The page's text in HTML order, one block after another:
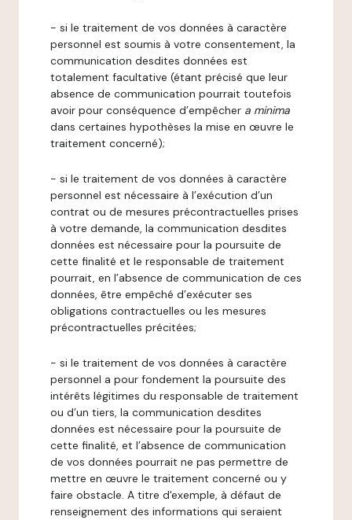
- si le traitement de vos données à caractère
personnel est soumis à votre consentement, la
communication desdites données est
totalement facultative (étant précisé que leur
absence de communication pourrait toutefois
avoir pour conséquence d’empêcher a minima
dans certaines hypothèses la mise en œuvre le
traitement concerné);
- si le traitement de vos données à caractère
personnel est nécessaire à l’exécution d’un
contrat ou de mesures précontractuelles prises
à votre demande, la communication desdites
données est nécessaire pour la poursuite de
cette finalité et le responsable de traitement
pourrait, en l’absence de communication de ces
données, être empêché d’exécuter ses
obligations contractuelles ou les mesures
précontractuelles précitées;
- si le traitement de vos données à caractère
personnel a pour fondement la poursuite des
intérêts légitimes du responsable de traitement
ou d’un tiers, la communication desdites
données est nécessaire pour la poursuite de
cette finalité, et l’absence de communication
de vos données pourrait ne pas permettre de
mettre en œuvre le traitement concerné ou y
faire obstacle. A titre d'exemple, à défaut de
renseignement des informations qui seraient